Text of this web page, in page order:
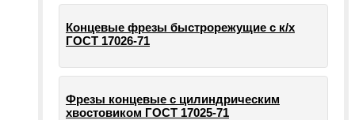
Концевые фрезы быстрорежущие с к/х
ГОСТ 17026-71
Фрезы концевые с цилиндрическим
хвостовиком ГОСТ 17025-71